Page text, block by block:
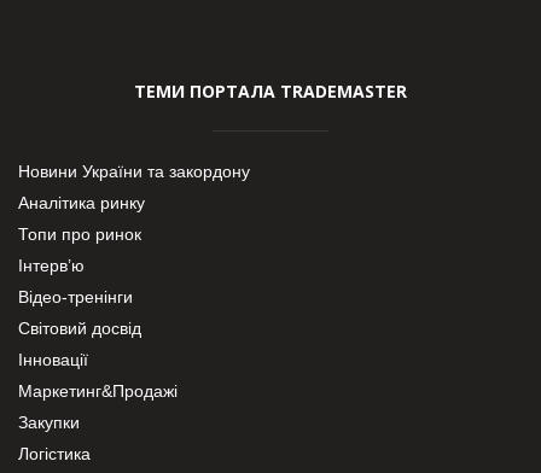
ТЕМИ ПОРТАЛА TRADEMASTER
Новини України та закордону
Аналітика ринку
Топи про ринок
Інтерв’ю
Відео-тренінги
Світовий досвід
Інновації
Маркетинг&Продажі
Закупки
Логістика